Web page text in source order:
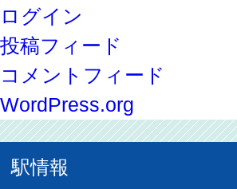
ログイン
投稿フィード
コメントフィード
WordPress.org
駅情報